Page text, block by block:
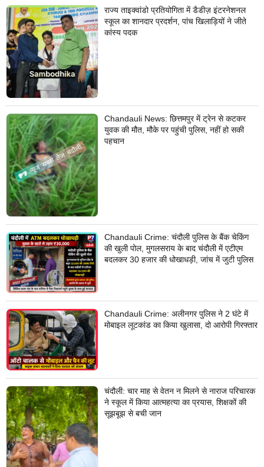
राज्य ताइक्वांडो प्रतियोगिता में डैडीज़ इंटरनेशनल
स्कूल का शानदार प्रदर्शन, पांच खिलाड़ियों ने जीते
कांस्य पदक
Chandauli News: छित्तमपुर में ट्रेन से कटकर
युवक की मौत, मौके पर पहुंची पुलिस, नहीं हो सकी
पहचान
Chandauli Crime: चंदौली पुलिस के बैंक चेकिंग
की खुली पोल, मुगलसराय के बाद चंदौली में एटीएम
बदलकर 30 हजार की धोखाधड़ी, जांच में जुटी पुलिस
Chandauli Crime: अलीनगर पुलिस ने 2 घंटे में
मोबाइल लूटकांड का किया खुलासा, दो आरोपी गिरफ्तार
चंदौली: चार माह से वेतन न मिलने से नाराज परिचारक
ने स्कूल में किया आत्महत्या का प्रयास, शिक्षकों की
सूझबूझ से बची जान